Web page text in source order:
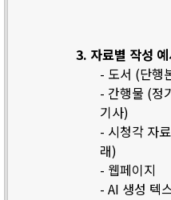
3. 자료별 작성 예
- 도서 (단행
- 간행물 (정
기사)
- 시청각 자
래)
- 웹페이지
- AI 생성 텍